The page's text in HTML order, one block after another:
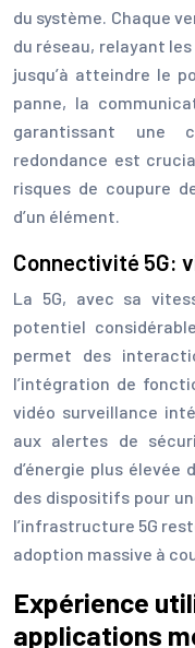
du système. Chaque
du réseau, relayant
jusqu’à atteindre le
panne, la
garantissant une
redondance est
risques de coupure
d’un élément.
Connectivité 5G:
La 5G, avec sa
potentiel
permet des
l’intégration de
vidéo surveillance
aux alertes de
d’énergie plus
des dispositifs pour
l’infrastructure 5G
adoption massive à
Expérience
applications